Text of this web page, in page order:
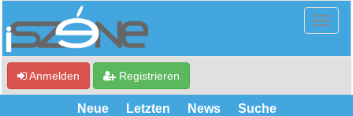
Anmelden Registrieren
Neue Letzten News Suche